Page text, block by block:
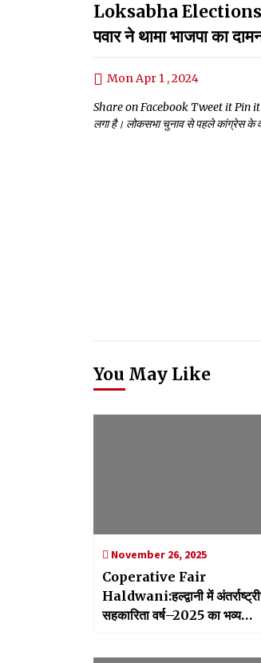
Loksabha Elections
पवार ने थामा भाजपा का
Mon Apr 1 , 2024
Share on Facebook Tweet it Pin
लगा है। लोकसभा चुनाव से पहले कांग्रेस के
You May Like
November 26, 2025
Coperative Fair
Haldwani:हल्द्वानी में
सहकारिता वर्ष–2025 का भव्य
अधिक की बांटी सहायता